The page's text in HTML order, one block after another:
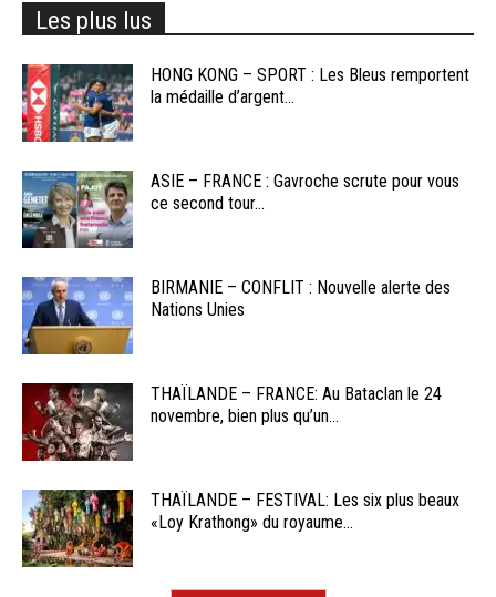
Les plus lus
HONG KONG – SPORT : Les Bleus remportent
la médaille d’argent...
ASIE – FRANCE : Gavroche scrute pour vous
ce second tour...
BIRMANIE – CONFLIT : Nouvelle alerte des
Nations Unies
THAÏLANDE – FRANCE: Au Bataclan le 24
novembre, bien plus qu’un...
THAÏLANDE – FESTIVAL: Les six plus beaux
«Loy Krathong» du royaume...